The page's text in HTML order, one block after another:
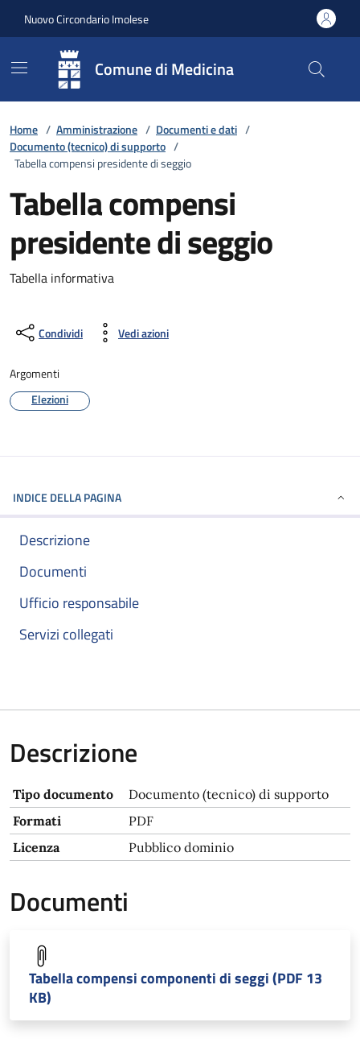
Nuovo Circondario Imolese
Comune di Medicina
Home / Amministrazione / Documenti e dati /
Documento (tecnico) di supporto /
Tabella compensi presidente di seggio
Tabella compensi
presidente di seggio
Tabella informativa
Condividi Vedi azioni
Argomenti
Elezioni
INDICE DELLA PAGINA
Descrizione
Documenti
Ufficio responsabile
Servizi collegati
Descrizione
Tipo documento
Documento (tecnico) di supporto
Formati
PDF
Licenza
Pubblico dominio
Documenti
Tabella compensi componenti di seggi (PDF 13
KB)